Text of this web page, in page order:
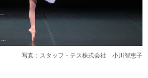
写真：スタッフ・テス株式会社 小川智恵子